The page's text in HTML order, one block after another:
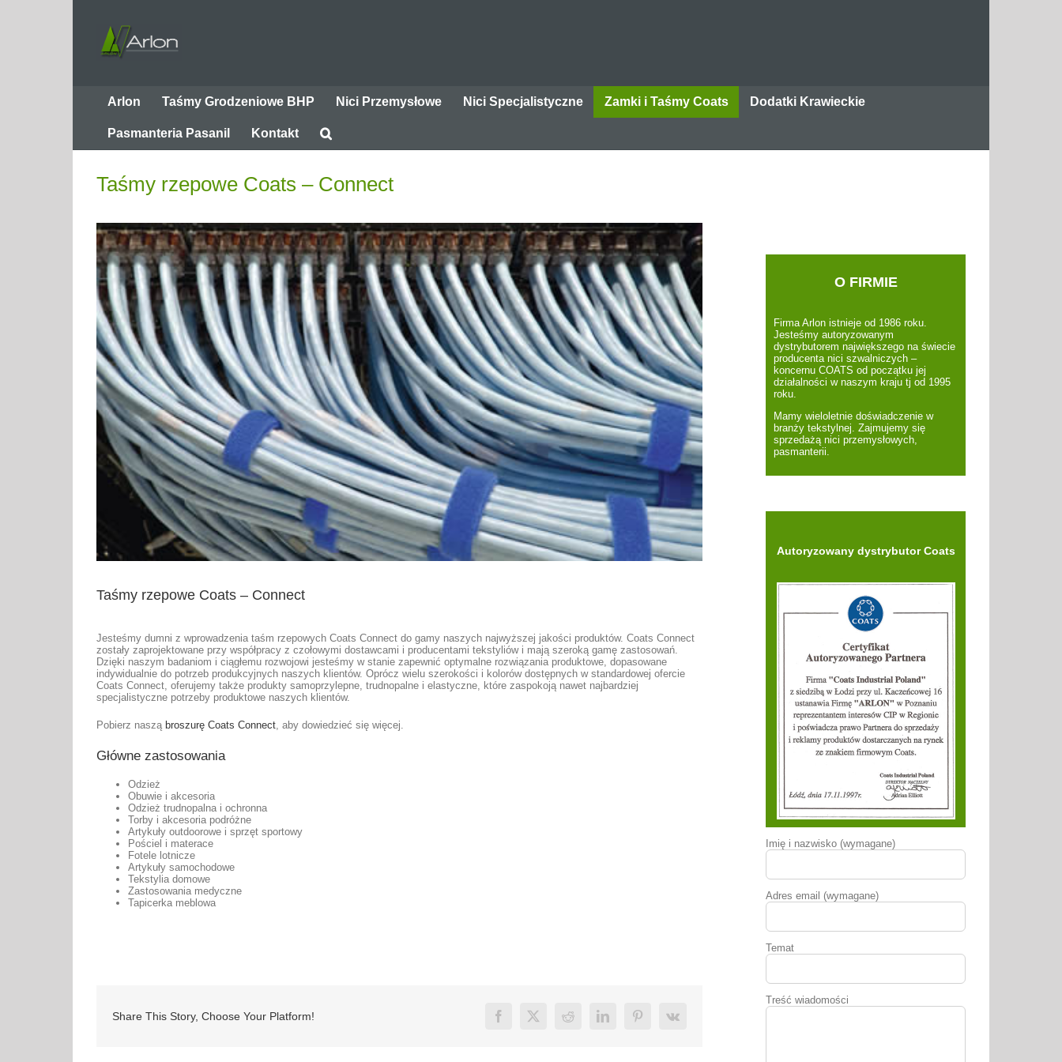
Arlon Taśmy Grodzeniowe BHP Nici Przemysłowe Nici Specjalistyczne Zamki i Taśmy Coats Dodatki Krawieckie
Pasmanteria Pasanil Kontakt
Taśmy rzepowe Coats – Connect
Pokaż
większy
obrazek
Taśmy rzepowe Coats – Connect
Jesteśmy dumni z wprowadzenia taśm rzepowych Coats Connect do gamy naszych najwyższej jakości produktów. Coats Connect
zostały zaprojektowane przy współpracy z czołowymi dostawcami i producentami tekstyliów i mają szeroką gamę zastosowań.
Dzięki naszym badaniom i ciągłemu rozwojowi jesteśmy w stanie zapewnić optymalne rozwiązania produktowe, dopasowane
indywidualnie do potrzeb produkcyjnych naszych klientów. Oprócz wielu szerokości i kolorów dostępnych w standardowej ofercie
Coats Connect, oferujemy także produkty samoprzylepne, trudnopalne i elastyczne, które zaspokoją nawet najbardziej
specjalistyczne potrzeby produktowe naszych klientów.
Pobierz naszą broszurę Coats Connect , aby dowiedzieć się więcej.
Główne zastosowania
Odzież
Obuwie i akcesoria
Odzież trudnopalna i ochronna
Torby i akcesoria podróżne
Artykuły outdoorowe i sprzęt sportowy
Pościel i materace
Fotele lotnicze
Artykuły samochodowe
Tekstylia domowe
Zastosowania medyczne
Tapicerka meblowa
Share This Story, Choose Your Platform! Facebook
X Reddit LinkedInPinterest
Vk
O FIRMIE
Firma Arlon istnieje od 1986 roku.
Jesteśmy autoryzowanym
dystrybutorem największego na świecie
producenta nici szwalniczych –
koncernu COATS od początku jej
działalności w naszym kraju tj od 1995
roku.
Mamy wieloletnie doświadczenie w
branży tekstylnej. Zajmujemy się
sprzedażą nici przemysłowych,
pasmanterii.
Autoryzowany dystrybutor Coats
Imię i nazwisko (wymagane)
Adres email (wymagane)
Temat
Treść wiadomości